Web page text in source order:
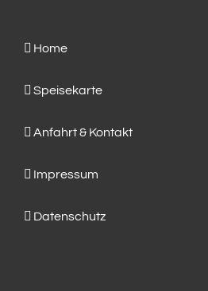
Home
Speisekarte
Anfahrt & Kontakt
Impressum
Datenschutz